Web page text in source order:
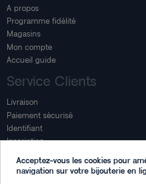
A propos
Programme fidélité
Magasins
Mon compte
Accueil guide
Service Clients
Livraison
Paiement sécurisé
Identifiant
Inscription
Mon espace
Acceptez-vous les cookies pour
navigation sur votre bijouterie en